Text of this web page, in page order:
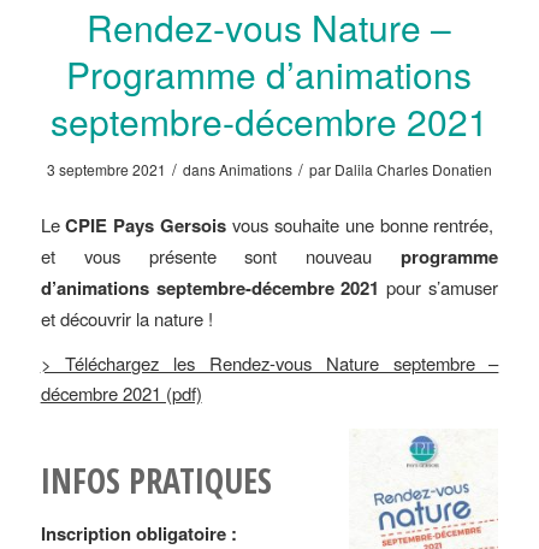
Rendez-vous Nature –
Programme d’animations
septembre-décembre 2021
3 septembre 2021 / dansAnimations / par Dalila Charles Donatien
LeCPIE Pays Gersois vous souhaite une bonne rentrée,
et vous présente sont nouveauprogramme
d’animations septembre-décembre 2021 pour s’amuser
et découvrir la nature !
> Téléchargez les Rendez-vous Nature septembre –
décembre 2021 (pdf)
INFOS PRATIQUES
Inscription obligatoire :